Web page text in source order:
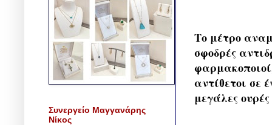
Το μέτρο
σφοδρές
αντίθετοι σε
μεγάλες
Συνεργείο Μαγγανάρης
Νίκος